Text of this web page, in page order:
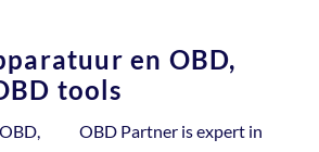
en OBD,
tools
OBD Partner is expert in